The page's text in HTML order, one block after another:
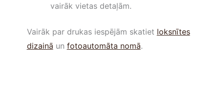
vairāk vietas detaļām.
Vairāk par drukas iespējām skatiet loksnītes
dizainā un fotoautomāta nomā.